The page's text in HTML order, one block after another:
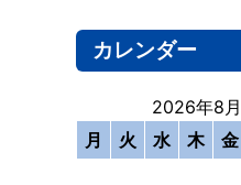
カレンダー
2026年8月
月
火 水 木 金